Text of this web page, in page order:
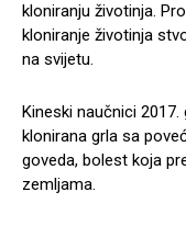
kloniranju životinja.
kloniranje životinja
na svijetu.
Kineski naučnici
klonirana grla sa
goveda, bolest koja
zemljama.